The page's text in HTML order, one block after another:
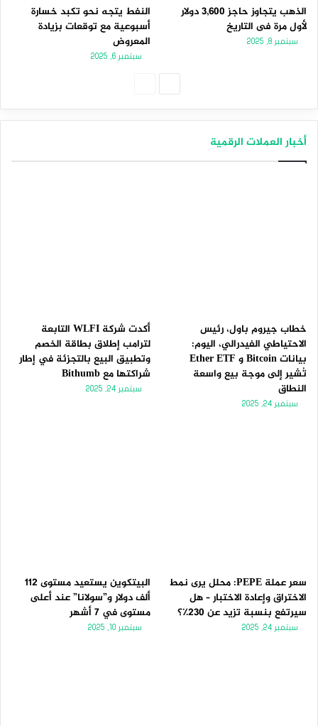
الذهب يتجاوز حاجز 3,600 دولار
لأول مرة فى التاريخ
سبتمبر 8, 2025
النفط يتجه نحو تكبد خسارة
أسبوعية مع توقعات بزيادة
المعروض
سبتمبر 6, 2025
أخبار العملات الرقمية
خطاب جيروم باول، رئيس
الاحتياطي الفيدرالي، اليوم:
بيانات Bitcoin و Ether ETF
تُشير إلى موجة بيع واسعة
النطاق
سبتمبر 24, 2025
أكدت شركة WLFI التابعة
لترامب إطلاق بطاقة الخصم
وتطبيق البيع بالتجزئة في إطار
شراكتها مع Bithumb
سبتمبر 24, 2025
سعر عملة PEPE: محلل يرى نمط
الاختراق وإعادة الاختبار – هل
سيرتفع بنسبة تزيد عن 230٪؟
سبتمبر 24, 2025
البيتكوين يستعيد مستوى 112
ألف دولار و”سولانا” عند أعلى
مستوى في 7 أشهر
سبتمبر 10, 2025